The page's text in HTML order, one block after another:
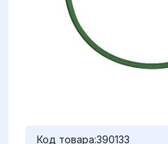
Код товара:390133